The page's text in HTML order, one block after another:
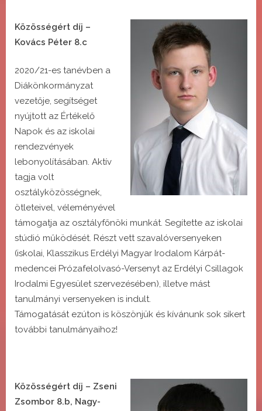
Közösségért díj –
Kovács Péter 8.c
2020/21-es tanévben a
Diákönkormányzat
vezetője, segítséget
nyújtott az Értékelő
Napok és az iskolai
rendezvények
lebonyolításában. Aktív
tagja volt
osztályközösségnek,
ötleteivel, véleményével
támogatja az osztályfőnöki munkát. Segítette az iskolai
stúdió működését. Részt vett szavalóversenyeken
(iskolai, Klasszikus Erdélyi Magyar Irodalom Kárpát-
medencei Prózafelolvasó-Versenyt az Erdélyi Csillagok
Irodalmi Egyesület szervezésében), illetve mást
tanulmányi versenyeken is indult.
Támogatását ezúton is köszönjük és kívánunk sok sikert
további tanulmányaihoz!
Közösségért díj – Zseni
Zsombor 8.b, Nagy-